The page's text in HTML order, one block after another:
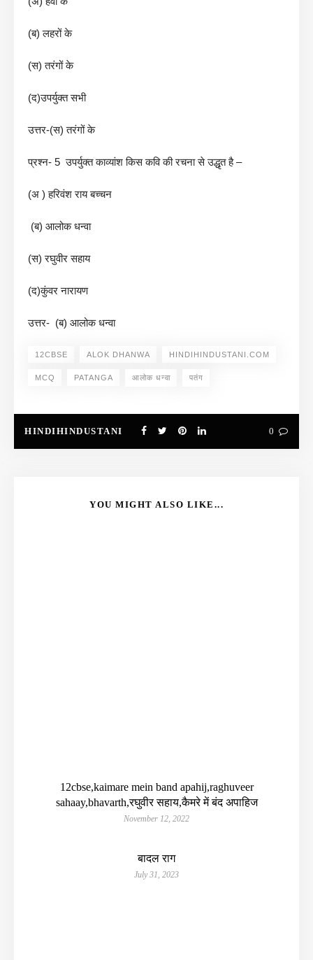
(ब) लहरों के
(स) तरंगों के
(द)उपर्युक्त सभी
उत्तर-(स) तरंगों के
प्रश्न- 5 उपर्युक्त काव्यांश किस कवि की रचना से उद्धृत है –
(अ ) हरिवंश राय बच्चन
(ब) आलोक धन्वा
(स) रघुवीर सहाय
(द)कुंवर नारायण
उत्तर- (ब) आलोक धन्वा
12CBSE ALOK DHANWA HINDIHINDUSTANI.COM
MCQ PATANGA आलोक धन्वा पतंग
HINDIHINDUSTANI 0
YOU MIGHT ALSO LIKE...
12cbse,kaimare mein band apahij,raghuveer
sahaay,bhavarth,रघुवीर सहाय,कैमरे में बंद अपाहिज
November 12, 2022
बादल राग
July 31, 2023